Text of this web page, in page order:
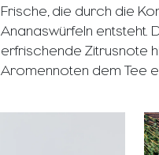
Frische, die durch die
Ananaswürfeln entsteht.
erfrischende Zitrusnote
Aromennoten dem Tee